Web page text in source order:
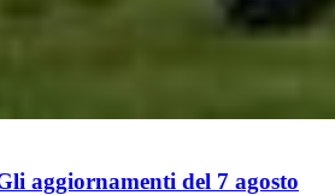
aggiornamenti del 7 agosto